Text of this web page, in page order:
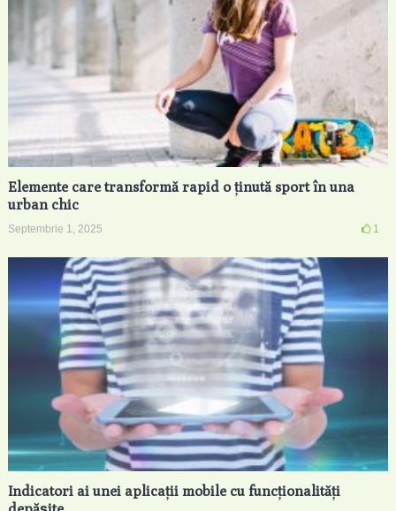
Elemente care transformă rapid o ținută sport în una
urban chic
Septembrie 1, 2025 1
Indicatori ai unei aplicații mobile cu funcționalități